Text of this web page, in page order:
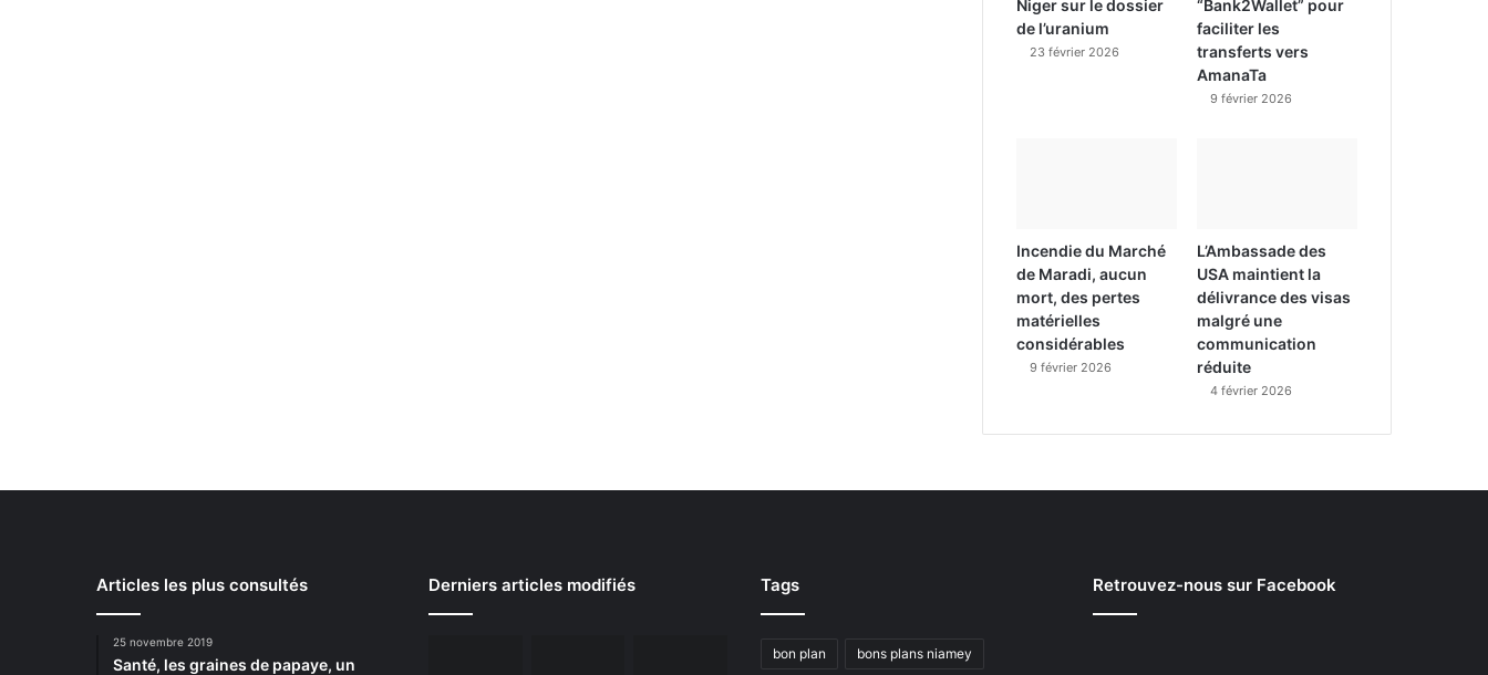
Niger sur le dossier
de l’uranium
23 février 2026
“Bank2Wallet” pour
faciliter les
transferts vers
AmanaTa
9 février 2026
Incendie du Marché
de Maradi, aucun
mort, des pertes
matérielles
considérables
9 février 2026
L’Ambassade des
USA maintient la
délivrance des visas
malgré une
communication
réduite
4 février 2026
Articles les plus consultés
25 novembre 2019
Santé, les graines de papaye, un
Derniers articles modifiés Tags
bon plan bons plans niamey
Retrouvez-nous sur Facebook